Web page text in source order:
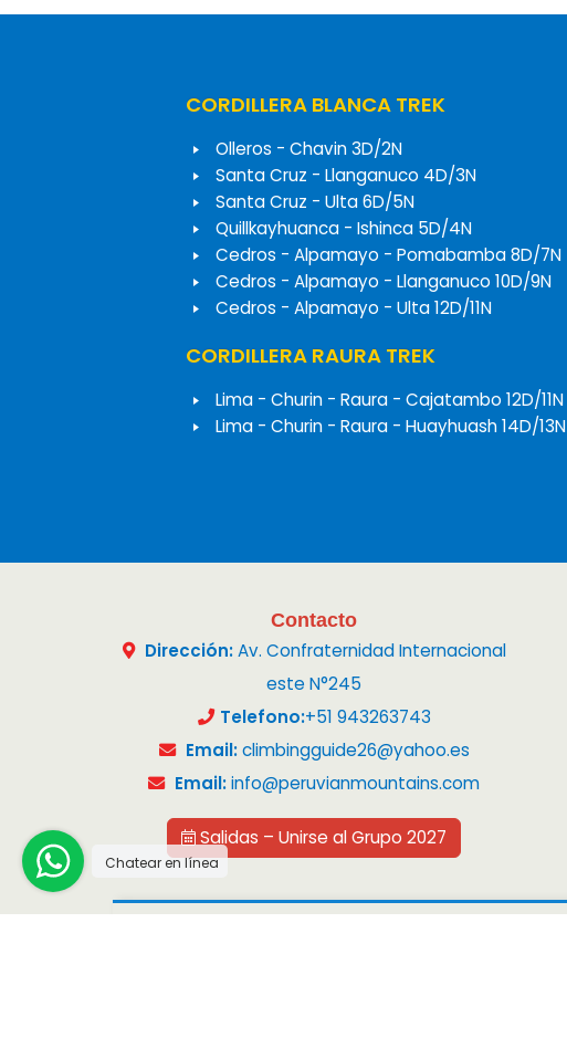
CORDILLERA BLANCA TREK
Olleros - Chavin 3D/2N
Santa Cruz - Llanganuco 4D/3N
Santa Cruz - Ulta 6D/5N
Quillkayhuanca - Ishinca 5D/4N
Cedros - Alpamayo - Pomabamba 8D/7N
Cedros - Alpamayo - Llanganuco 10D/9N
Cedros - Alpamayo - Ulta 12D/11N
CORDILLERA RAURA TREK
Lima - Churin - Raura - Cajatambo 12D/11N
Lima - Churin - Raura - Huayhuash 14D/13N
Contacto
Dirección:Av. Confraternidad Internacional
este N°245
Telefono:+51 943263743
Email: climbingguide26@yahoo.es
Email:info@peruvianmountains.com
Salidas – Unirse al Grupo 2027
Chatear en línea